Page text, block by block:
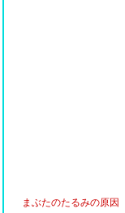
まぶたのたるみの原因